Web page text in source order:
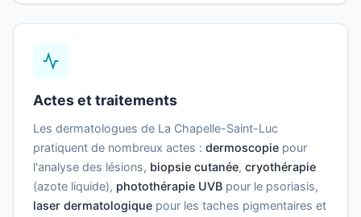
Actes et traitements
Les dermatologues de La Chapelle-Saint-Luc
pratiquent de nombreux actes : dermoscopie pour
l'analyse des lésions, biopsie cutanée, cryothérapie
(azote liquide), photothérapie UVB pour le psoriasis,
laser dermatologique pour les taches pigmentaires et